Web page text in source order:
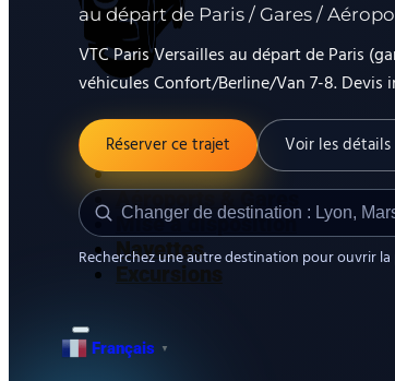
Accueil
Aéroports & Gares
Mise à disposition
Navettes
Excursions
Français ▼
au départ de Paris / Gares /
VTC Paris Versailles au départ de Paris
véhicules Confort/Berline/Van 7-8. Devis
Réserver ce trajet Voir les
Recherchez une autre destination pour ouvrir